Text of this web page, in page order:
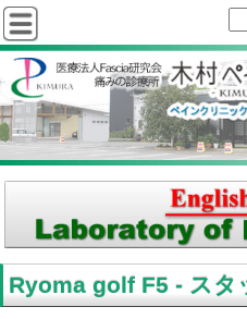
Ryoma golf F5 - スタ